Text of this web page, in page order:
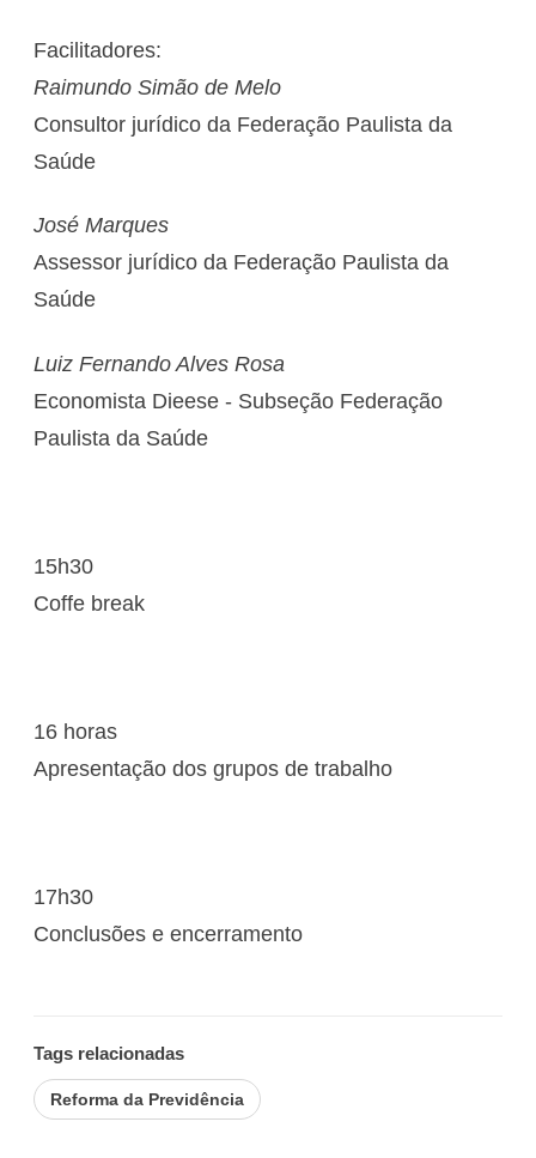
Facilitadores:
Raimundo Simão de Melo
Consultor jurídico da Federação Paulista da
Saúde
José Marques
Assessor jurídico da Federação Paulista da
Saúde
Luiz Fernando Alves Rosa
Economista Dieese - Subseção Federação
Paulista da Saúde
15h30
Coffe break
16 horas
Apresentação dos grupos de trabalho
17h30
Conclusões e encerramento
Tags relacionadas
Reforma da Previdência